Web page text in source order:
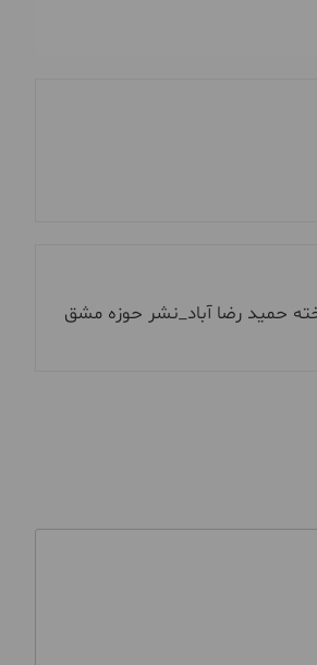
حمید رضا آباد_نشر حوزه مشق